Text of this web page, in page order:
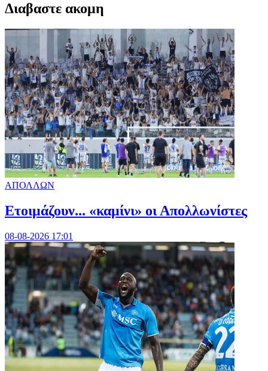
Διαβαστε ακομη
ΑΠΟΛΛΩΝ
Ετοιμάζουν... «καμίνι» οι Απολλωνίστες
08-08-2026 17:01